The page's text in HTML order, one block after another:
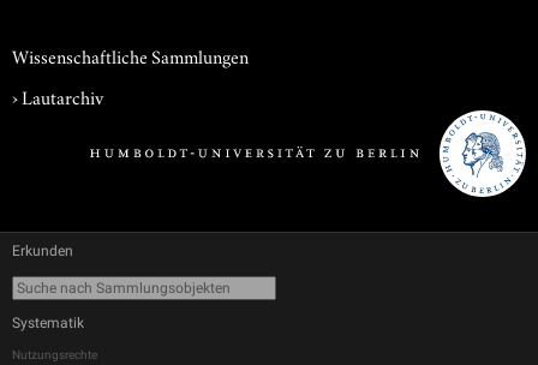
Wissenschaftliche Sammlungen
›Lautarchiv
Erkunden
Systematik
Nutzungsrechte